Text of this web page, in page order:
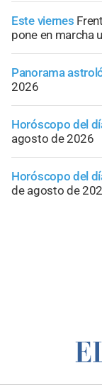
Este viernes
pone en marcha
Panorama
2026
Horóscopo del
agosto de 2026
Horóscopo del
de agosto de